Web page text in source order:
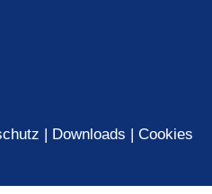
Downloads Cookies